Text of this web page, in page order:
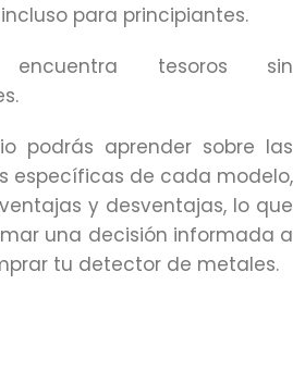
para principiantes.
tesoros sin
podrás aprender sobre las
específicas de cada modelo,
y desventajas, lo que
una decisión informada a
tu detector de metales.